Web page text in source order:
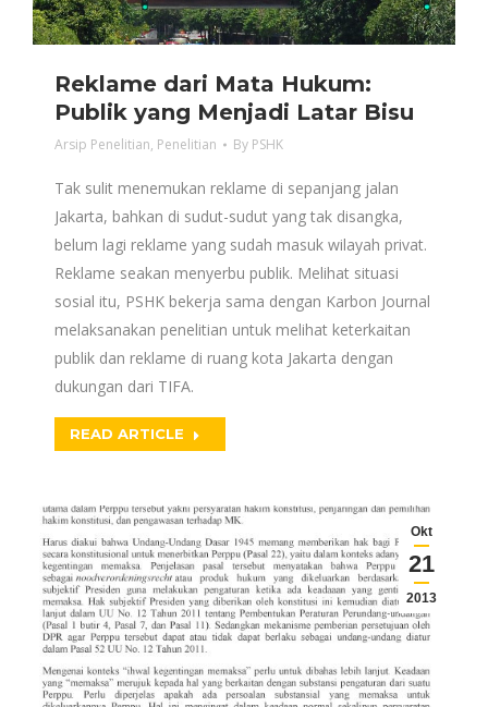
Reklame dari Mata Hukum:
Publik yang Menjadi Latar Bisu
Arsip Penelitian, Penelitian By PSHK
Tak sulit menemukan reklame di sepanjang jalan
Jakarta, bahkan di sudut-sudut yang tak disangka,
belum lagi reklame yang sudah masuk wilayah privat.
Reklame seakan menyerbu publik. Melihat situasi
sosial itu, PSHK bekerja sama dengan Karbon Journal
melaksanakan penelitian untuk melihat keterkaitan
publik dan reklame di ruang kota Jakarta dengan
dukungan dari TIFA.
READ ARTICLE
Okt
21
2013